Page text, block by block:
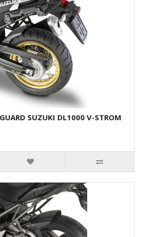
SUZUKI DL1000 V-STROM